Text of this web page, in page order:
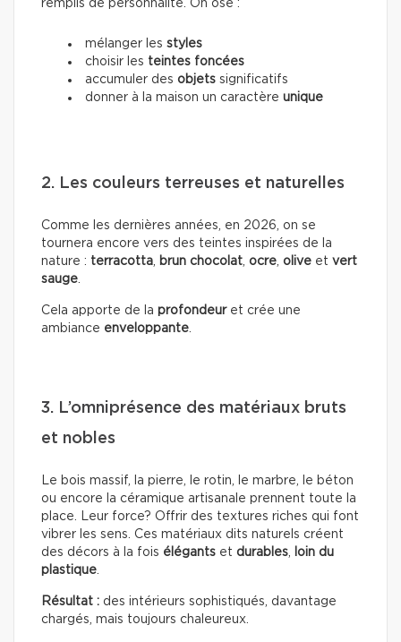
remplis de personnalité. On ose :
mélanger les styles
choisir les teintes foncées
accumuler des objets significatifs
donner à la maison un caractère unique
2. Les couleurs terreuses et naturelles
Comme les dernières années, en 2026, on se
tournera encore vers des teintes inspirées de la
nature : terracotta, brun chocolat, ocre, olive et vert
sauge.
Cela apporte de la profondeuret crée une
ambiance enveloppante.
3. L’omniprésence des matériaux bruts
et nobles
Le bois massif, la pierre, le rotin, le marbre, le béton
ou encore la céramique artisanale prennent toute la
place. Leur force? Offrir des textures riches qui font
vibrer les sens. Ces matériaux dits naturels créent
des décors à la fois élégants et durables, loin du
plastique.
Résultat : des intérieurs sophistiqués, davantage
chargés, mais toujours chaleureux.